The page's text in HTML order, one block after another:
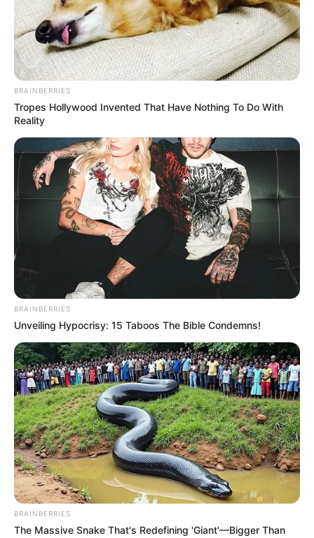
LIHAT ARTIKEL LAINNYA
BRAINBERRIES
Tropes Hollywood Invented That Have Nothing To Do With
Reality
BRAINBERRIES
Unveiling Hypocrisy: 15 Taboos The Bible Condemns!
BRAINBERRIES
The Massive Snake That's Redefining 'Giant'—Bigger Than